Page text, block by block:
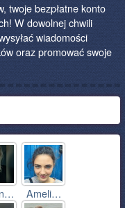
twoje bezpłatne konto
W dowolnej chwili
wiadomości
oraz promować swoje
Ameli…